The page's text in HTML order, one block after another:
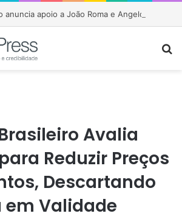
Avalia
Reduzir Preços
Descartando
em Validade